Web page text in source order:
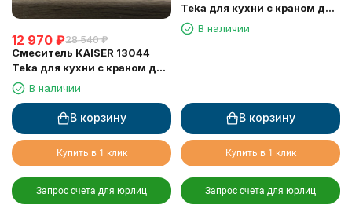
12 970 ₽28 540 ₽
Смеситель KAISER 13044
Teka для кухни с краном для
питьевой воды
В наличии
В корзину
Купить в 1 клик
Запрос счета для юрлиц
Teka для кухни с краном для
питьевой воды, белый
глянец
В наличии
В корзину
Купить в 1 клик
Запрос счета для юрлиц